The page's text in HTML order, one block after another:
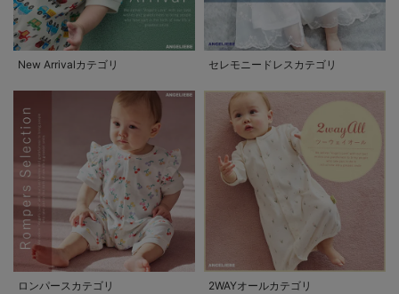
New Arrivalカテゴリ セレモニードレスカテゴリ
ロンパースカテゴリ 2WAYオールカテゴリ